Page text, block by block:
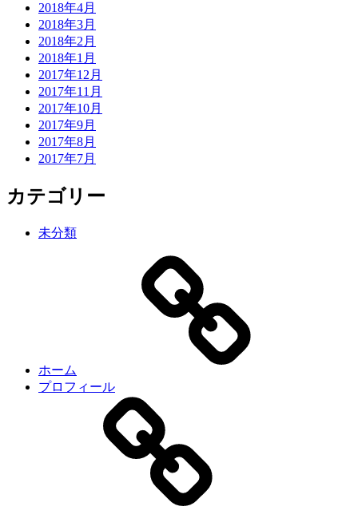
2018年4月
2018年3月
2018年2月
2018年1月
2017年12月
2017年11月
2017年10月
2017年9月
2017年8月
2017年7月
カテゴリー
未分類
ホーム
プロフィール